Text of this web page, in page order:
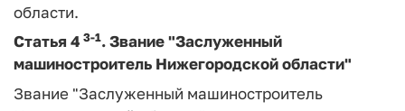
области.
Статья 4 3-1.Звание "Заслуженный
машиностроитель Нижегородской области"
Звание "Заслуженный машиностроитель